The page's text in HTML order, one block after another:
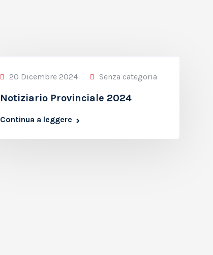
20 Dicembre 2024 Senza categoria
Notiziario Provinciale 2024
Continua a leggere